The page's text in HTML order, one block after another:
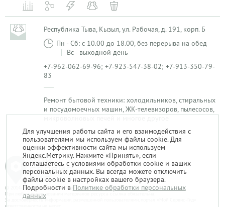
Республика Тыва, Кызыл, ул. Рабочая, д. 191, корп. Б
Пн - Сб: с 10.00 до 18.00, без перерыва на обед
Вс - выходной день
+7-962-062-69-96; +7-923-547-38-02; +7-913-350-79-
83
Ремонт бытовой техники: холодильников, стиральных
и посудомоечных машин, ЖК-телевизоров, пылесосов,
микроволновых печей и многое другое
1
© 2014-2026. «Мой Сервис-Гид» – проект группы «Текарт».
При любом использовании материалов ресурса ссылка обязательна.
За достоверность информации, размещенной пользователями, портал «Мой Сервис-Гид»
Для улучшения работы сайта и его взаимодействия с
пользователями мы используем файлы cookie. Для
оценки эффективности сайта мы используем
Яндекс.Метрику. Нажмите «Принять», если
соглашаетесь с условиями обработки cookie и ваших
персональных данных. Вы всегда можете отключить
файлы cookie в настройках вашего браузера.
Подробности в Политике обработки персональных
данных